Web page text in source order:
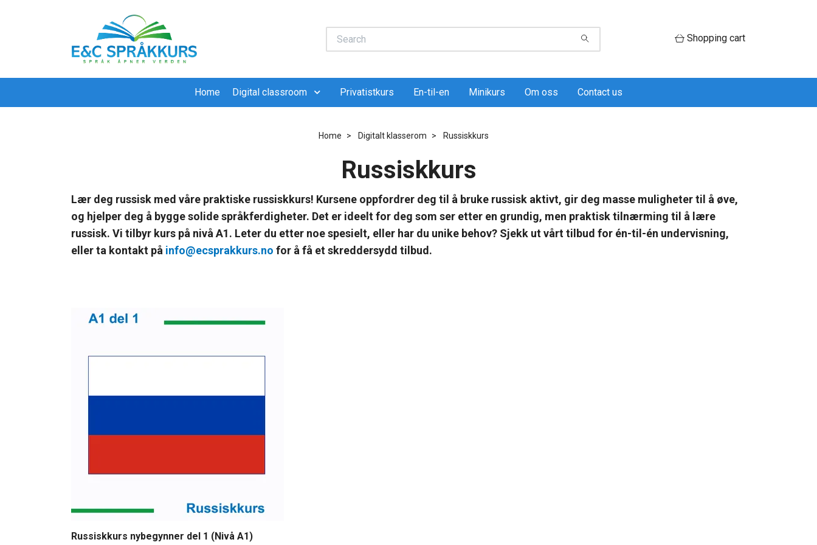
Shopping cart
Home Digital classroom Privatistkurs En-til-en Minikurs Om oss Contact us
Home Digitalt klasserom Russiskkurs
Russiskkurs
Lær deg russisk med våre praktiske russiskkurs! Kursene oppfordrer deg til å bruke russisk aktivt, gir deg masse muligheter til å øve,
og hjelper deg å bygge solide språkferdigheter. Det er ideelt for deg som ser etter en grundig, men praktisk tilnærming til å lære
russisk. Vi tilbyr kurs på nivå A1. Leter du etter noe spesielt, eller har du unike behov? Sjekk ut vårt tilbud for én-til-én undervisning,
eller ta kontakt på info@ecsprakkurs.no for å få et skreddersydd tilbud.
Russiskkurs nybegynner del 1 (Nivå A1)